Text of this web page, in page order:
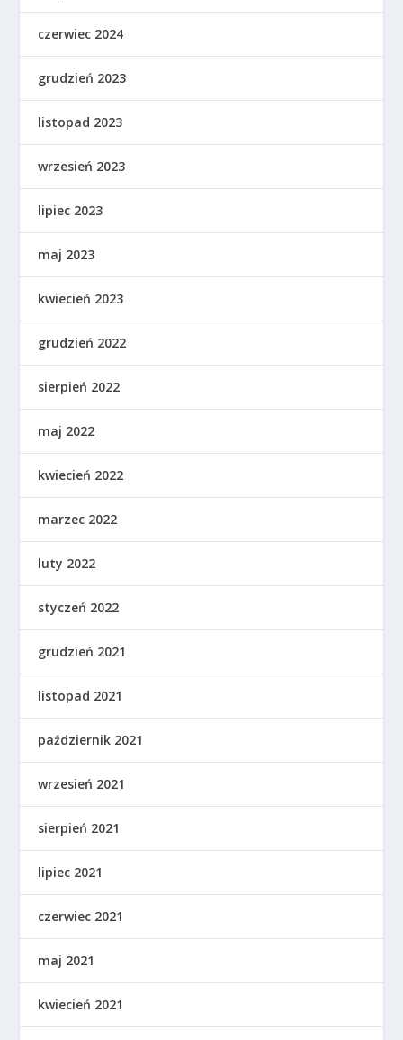
czerwiec 2024
grudzień 2023
listopad 2023
wrzesień 2023
lipiec 2023
maj 2023
kwiecień 2023
grudzień 2022
sierpień 2022
maj 2022
kwiecień 2022
marzec 2022
luty 2022
styczeń 2022
grudzień 2021
listopad 2021
październik 2021
wrzesień 2021
sierpień 2021
lipiec 2021
czerwiec 2021
maj 2021
kwiecień 2021